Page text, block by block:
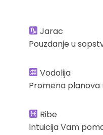
Jarac
Pouzdanje u
Vodolija
Promena planova
Ribe
Intuicija Vam